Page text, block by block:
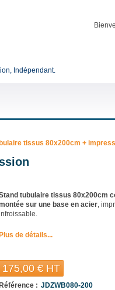
Indépendant.
tissus 80x200cm +
tubulaire tissus 80x200cm
sur une base en acier,
Plus de détails...
175,00 €HT
Référence : JDZWB080-200